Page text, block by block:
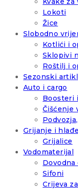
Lokoti
Žice
Slobodno
Kotlići i
Sklopivi
Roštilj i
Sezonski
Auto i cargo
Boosteri
Čišćenje
Grijanje i
Grijalice
Vodomaterijal
Dovodna
Sifoni
Crijeva